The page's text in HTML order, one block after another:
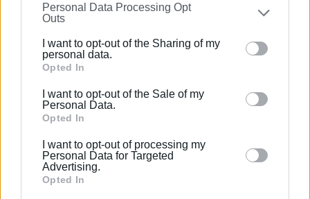
on theIAB’s List of Downstream Participants
that may
further disclose it to other third parties.
Please note that this website/app uses one or more
Google services and may gather and store information
behaviour. You may click to grant or deny consent to
Google and its third-party tags to use your data for
section.
Personal Data Processing Opt
Outs
I want to opt-out of the Sharing of my
personal data.
Opted In
I want to opt-out of the Sale of my
Personal Data.
Opted In
I want to opt-out of processing my
Personal Data for Targeted
Advertising.
Opted In